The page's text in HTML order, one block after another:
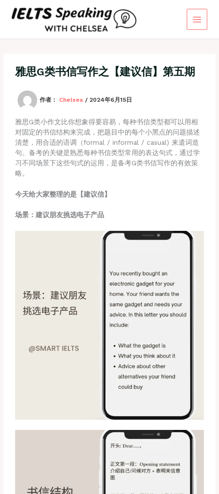
雅思G类书信写作之【建议信】第五期
作者： Chelsea / 2024年6月15日
雅思G类小作文比你想象得要容易，每种书信类型都可以用相
对固定的书信结构来完成，把题目中的每个小黑点的问题描述
清楚，用合适的语调（formal / informal / casual) 来遣词造
句。备考的关键是熟悉每种书信类型常用的表达句式，通过学
习不同场景下这些句式的运用，是备考G类书信写作的有效策
略。
今天给大家整理的是【建议信】
场景：建议朋友挑选电子产品